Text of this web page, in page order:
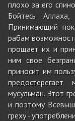
плохо за его
Бойтесь
Принимающий
рабам
прощает их и
ним свое
приносит им
мусульман. Этот
и поэтому
греху -